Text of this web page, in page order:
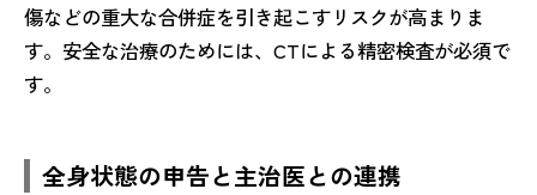
傷などの重大な合併症を引き起こすリスクが高まりま
す。安全な治療のためには、CTによる精密検査が必須で
す。
全身状態の申告と主治医との連携